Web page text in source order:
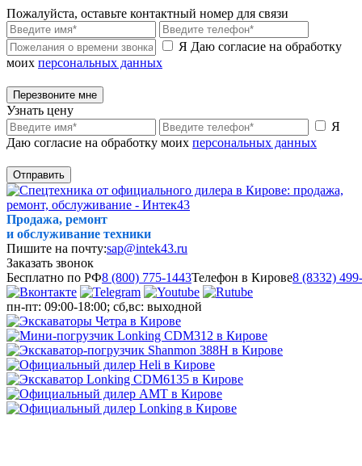
Пожалуйста, оставьте контактный номер для связи
Я Даю согласие на обработку
моих персональных данных
Перезвоните мне
Узнать цену
Я
Даю согласие на обработку моих персональных данных
Отправить
Продажа, ремонт
и обслуживание техники
Пишите на почту:sap@intek43.ru
Заказать звонок
Бесплатно по РФ8 (800) 775-1443Телефон в Кирове8 (8332)
пн-пт: 09:00-18:00; сб,вс: выходной